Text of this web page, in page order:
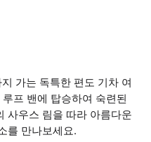
가는 독특한 편도 기차 여
프 밴에 탑승하여 숙련된
사우스 림을 따라 아름다운
를 만나보세요.